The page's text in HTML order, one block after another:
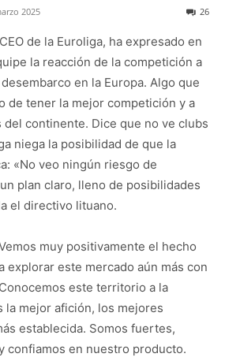
2025 26
de la Euroliga, ha expresado en
la reacción de la competición a
en la Europa. Algo que
de tener la mejor competición y a
continente. Dice que no ve clubs
niega la posibilidad de que la
«No veo ningún riesgo de
plan claro, lleno de posibilidades
el directivo lituano.
muy positivamente el hecho
explorar este mercado aún más con
este territorio a la
la mejor afición, los mejores
establecida. Somos fuertes,
confiamos en nuestro producto.